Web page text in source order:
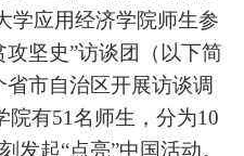
学应用经济学院师生参
坚史”访谈团（以下简
省市自治区开展访谈调
院有51名师生，分为10
发起“点亮”中国活动。